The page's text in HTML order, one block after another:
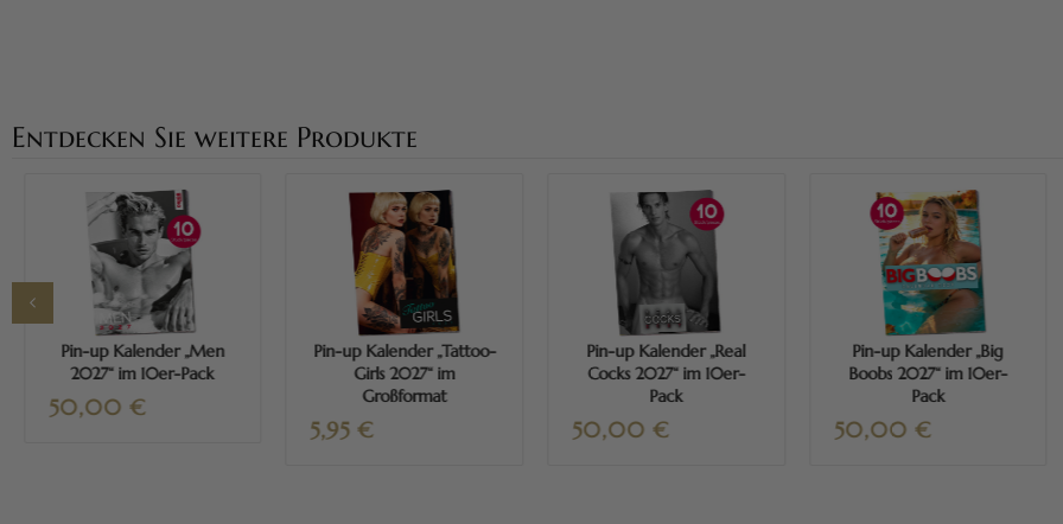
Entdecken Sie weitere Produkte
Pin-up Kalender „Men
2027“ im 10er-Pack
50,00 €
Mehr erfahren
Pin-up Kalender „Tattoo-
Girls 2027“ im
Großformat
5,95€
Mehr erfahren
Pin-up Kalender „Real
Cocks 2027“ im 10er-
Pack
50,00€
Mehr erfahren
Pin-up Kalender „Big
Boobs 2027“ im 10er-
Pack
50,00 €
Mehr erfahren